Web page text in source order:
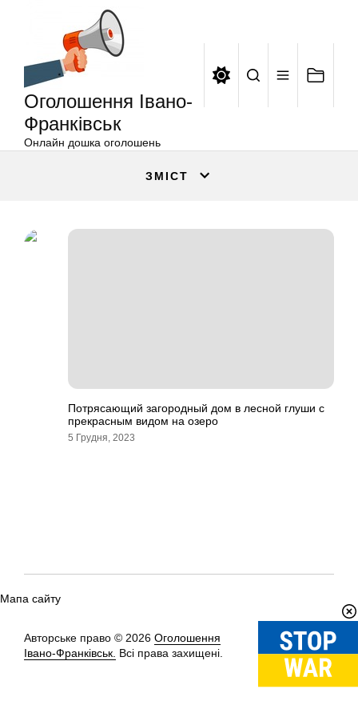
Оголошення Івано-
Франківськ
Онлайн дошка оголошень
ЗМІСТ
Потрясающий загородный дом в лесной глуши с
прекрасным видом на озеро
5 Грудня, 2023
Мапа сайту
Авторське право © 2026 Оголошення
Івано-Франківськ. Всі права захищені.
Вгору↑